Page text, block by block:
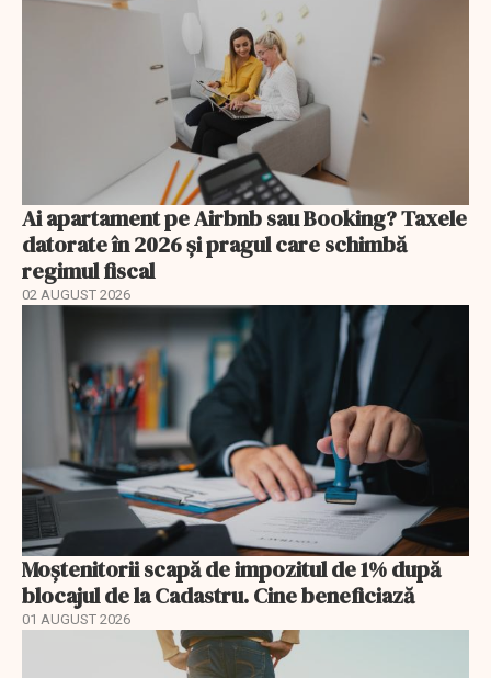
Ai apartament pe Airbnb sau Booking? Taxele
datorate în 2026 și pragul care schimbă
regimul fiscal
02 AUGUST 2026
Moștenitorii scapă de impozitul de 1% după
blocajul de la Cadastru. Cine beneficiază
01 AUGUST 2026